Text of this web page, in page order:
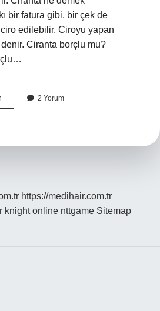
bir fatura gibi, bir çek de
edilebilir. Ciroyu yapan
Ciranta borçlu mu?
Sahibi
2 Yorum
https://medihair.com.tr
knight online nttgame Sitemap